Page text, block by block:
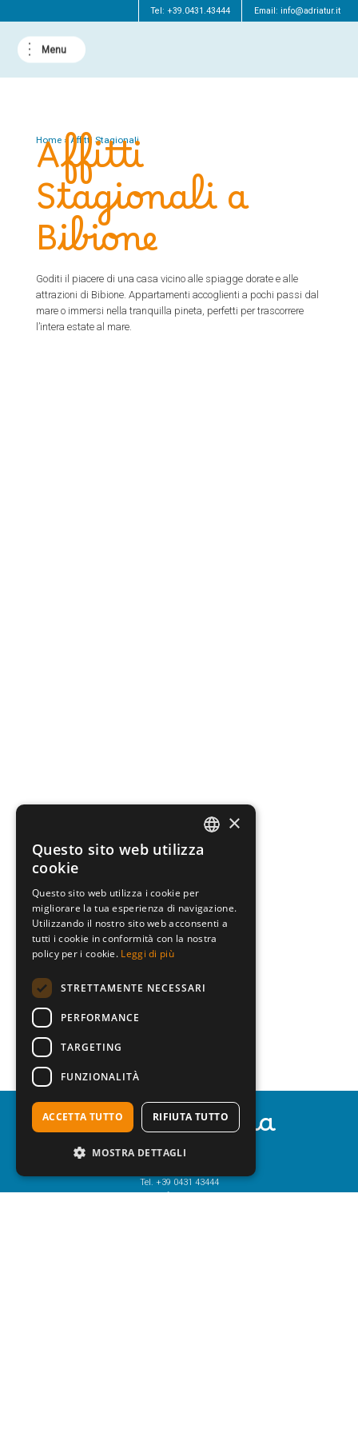
Tel: +39.0431.43444 Email: info@adriatur.it
Home»Affitti Stagionali
Affitti
Stagionali a
Bibione
Goditi il piacere di una casa vicino alle spiagge dorate e alle
attrazioni di Bibione. Appartamenti accoglienti a pochi passi dal
mare o immersi nella tranquilla pineta, perfetti per trascorrere
l’intera estate al mare.
Agenzia Adria
Corso del Sole, 170
Tel. +39 0431 43444
ITALIAN
GERMAN
HUNGARIAN
CZECH
×
Questo sito web utilizza
cookie
Questo sito web utilizza i cookie per
migliorare la tua esperienza di navigazione.
Utilizzando il nostro sito web acconsenti a
tutti i cookie in conformità con la nostra
policy per i cookie. Leggi di più
STRETTAMENTE NECESSARI
PERFORMANCE
TARGETING
FUNZIONALITÀ
ACCETTA TUTTO RIFIUTA TUTTO
MOSTRA DETTAGLI